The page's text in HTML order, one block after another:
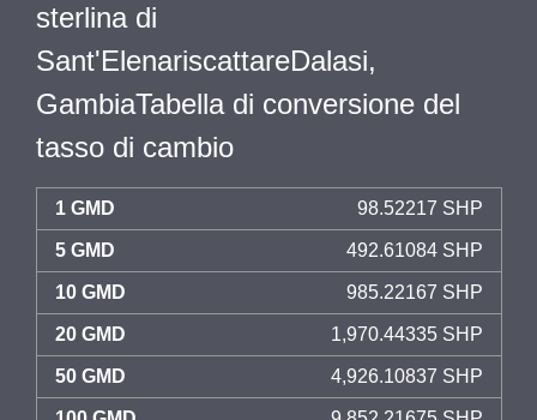
sterlina di
Sant'ElenariscattareDalasi,
GambiaTabella di conversione del
tasso di cambio
1 GMD 98.52217 SHP
5 GMD 492.61084 SHP
10 GMD 985.22167 SHP
20 GMD 1,970.44335 SHP
50 GMD 4,926.10837 SHP